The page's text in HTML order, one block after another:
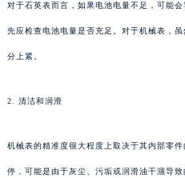
对于石英表而言，如果电池电量不足，可能
先应检查电池电量是否充足。对于机械表，
分上紧。
2. 清洁和润滑
机械表的精准度很大程度上取决于其内部零
停，可能是由于灰尘、污垢或润滑油干涸导